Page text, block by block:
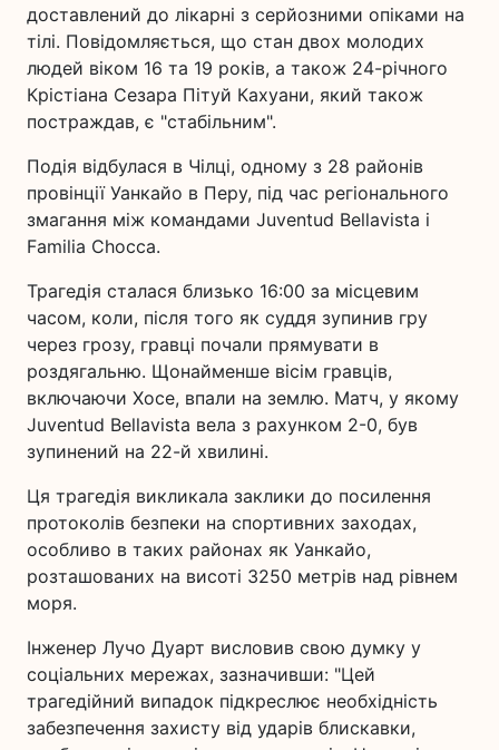
доставлений до лікарні з серйозними опіками на
тілі. Повідомляється, що стан двох молодих
людей віком 16 та 19 років, а також 24-річного
Крістіана Сезара Пітуй Кахуани, який також
постраждав, є "стабільним".
Подія відбулася в Чілці, одному з 28 районів
провінції Уанкайо в Перу, під час регіонального
змагання між командами Juventud Bellavista і
Familia Chocca.
Трагедія сталася близько 16:00 за місцевим
часом, коли, після того як суддя зупинив гру
через грозу, гравці почали прямувати в
роздягальню. Щонайменше вісім гравців,
включаючи Хосе, впали на землю. Матч, у якому
Juventud Bellavista вела з рахунком 2-0, був
зупинений на 22-й хвилині.
Ця трагедія викликала заклики до посилення
протоколів безпеки на спортивних заходах,
особливо в таких районах як Уанкайо,
розташованих на висоті 3250 метрів над рівнем
моря.
Інженер Лучо Дуарт висловив свою думку у
соціальних мережах, зазначивши: "Цей
трагедійний випадок підкреслює необхідність
забезпечення захисту від ударів блискавки,